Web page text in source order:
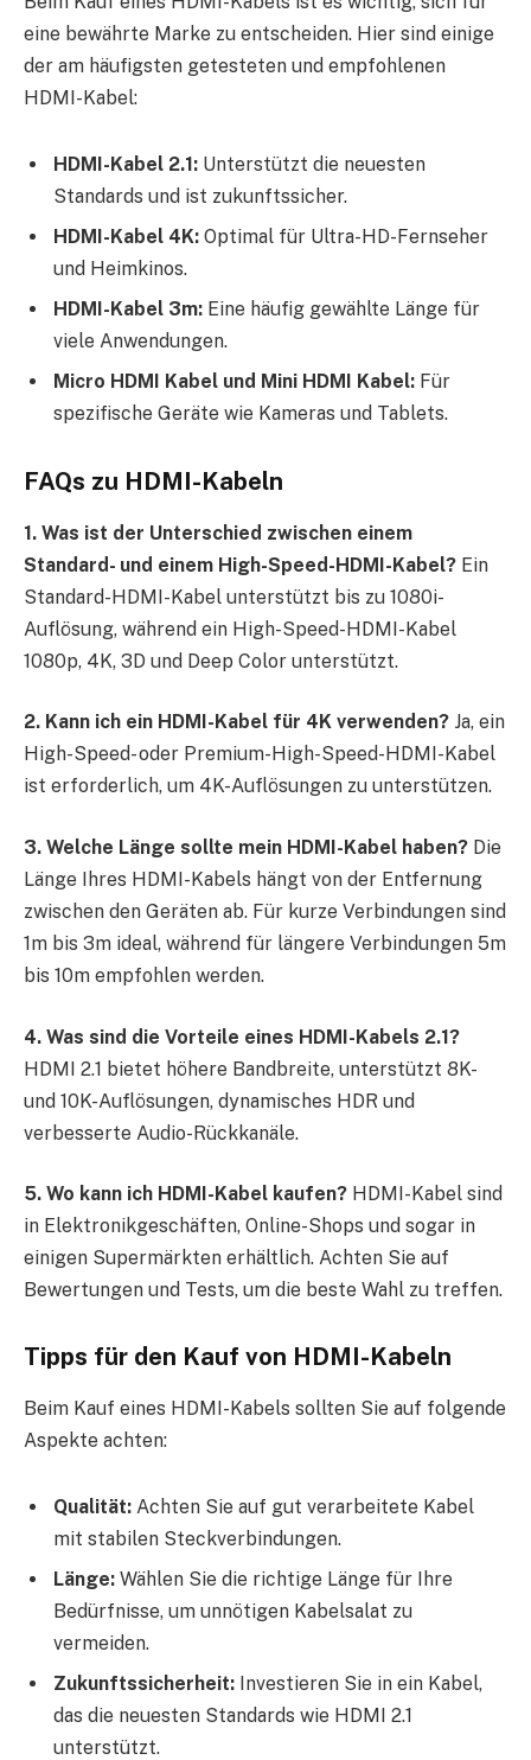
eine bewährte Marke zu entscheiden. Hier sind einige
der am häufigsten getesteten und empfohlenen
HDMI-Kabel:
HDMI-Kabel 2.1: Unterstützt die neuesten
Standards und ist zukunftssicher.
HDMI-Kabel 4K: Optimal für Ultra-HD-Fernseher
und Heimkinos.
HDMI-Kabel 3m: Eine häufig gewählte Länge für
viele Anwendungen.
Micro HDMI Kabel und Mini HDMI Kabel: Für
spezifische Geräte wie Kameras und Tablets.
FAQs zu HDMI-Kabeln
1. Was ist der Unterschied zwischen einem
Standard- und einem High-Speed-HDMI-Kabel? Ein
Standard-HDMI-Kabel unterstützt bis zu 1080i-
Auflösung, während ein High-Speed-HDMI-Kabel
1080p, 4K, 3D und Deep Color unterstützt.
2. Kann ich ein HDMI-Kabel für 4K verwenden? Ja, ein
High-Speed- oder Premium-High-Speed-HDMI-Kabel
ist erforderlich, um 4K-Auflösungen zu unterstützen.
3. Welche Länge sollte mein HDMI-Kabel haben? Die
Länge Ihres HDMI-Kabels hängt von der Entfernung
zwischen den Geräten ab. Für kurze Verbindungen sind
1m bis 3m ideal, während für längere Verbindungen 5m
bis 10m empfohlen werden.
4. Was sind die Vorteile eines HDMI-Kabels 2.1?
HDMI 2.1 bietet höhere Bandbreite, unterstützt 8K-
und 10K-Auflösungen, dynamisches HDR und
verbesserte Audio-Rückkanäle.
5. Wo kann ich HDMI-Kabel kaufen? HDMI-Kabel sind
in Elektronikgeschäften, Online-Shops und sogar in
einigen Supermärkten erhältlich. Achten Sie auf
Bewertungen und Tests, um die beste Wahl zu treffen.
Tipps für den Kauf von HDMI-Kabeln
Beim Kauf eines HDMI-Kabels sollten Sie auf folgende
Aspekte achten:
Qualität: Achten Sie auf gut verarbeitete Kabel
mit stabilen Steckverbindungen.
Länge: Wählen Sie die richtige Länge für Ihre
Bedürfnisse, um unnötigen Kabelsalat zu
vermeiden.
Zukunftssicherheit: Investieren Sie in ein Kabel,
das die neuesten Standards wie HDMI 2.1
unterstützt.